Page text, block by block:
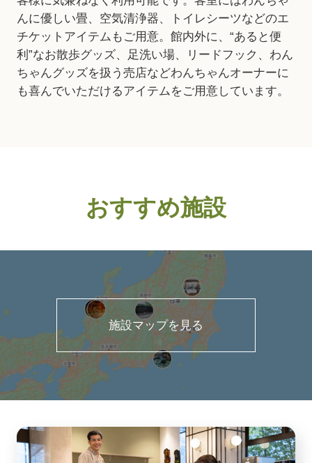
んに優しい畳、空気清浄器、トイレシーツなどのエ
チケットアイテムもご用意。館内外に、“あると便
利”なお散歩グッズ、足洗い場、リードフック、わん
ちゃんグッズを扱う売店などわんちゃんオーナーに
も喜んでいただけるアイテムをご用意しています。
おすすめ施設
施設マップを見る